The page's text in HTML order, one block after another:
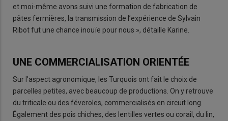
et moi-même avons suivi une formation de fabrication de
pâtes fermières, la transmission de l’expérience de Sylvain
Ribot fut une chance inouïe pour nous », détaille Karine.
UNE COMMERCIALISATION ORIENTÉE
Sur l’aspect agronomique, les Turquois ont fait le choix de
parcelles petites, avec beaucoup de productions. On y retrouve
du triticale ou des féveroles, commercialisés en circuit long.
Également des pois chiches, des lentilles vertes ou corail, du lin,